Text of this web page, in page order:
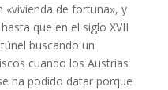
«vivienda de fortuna», y
que en el siglo XVII
buscando un
cuando los Austrias
ha podido datar porque